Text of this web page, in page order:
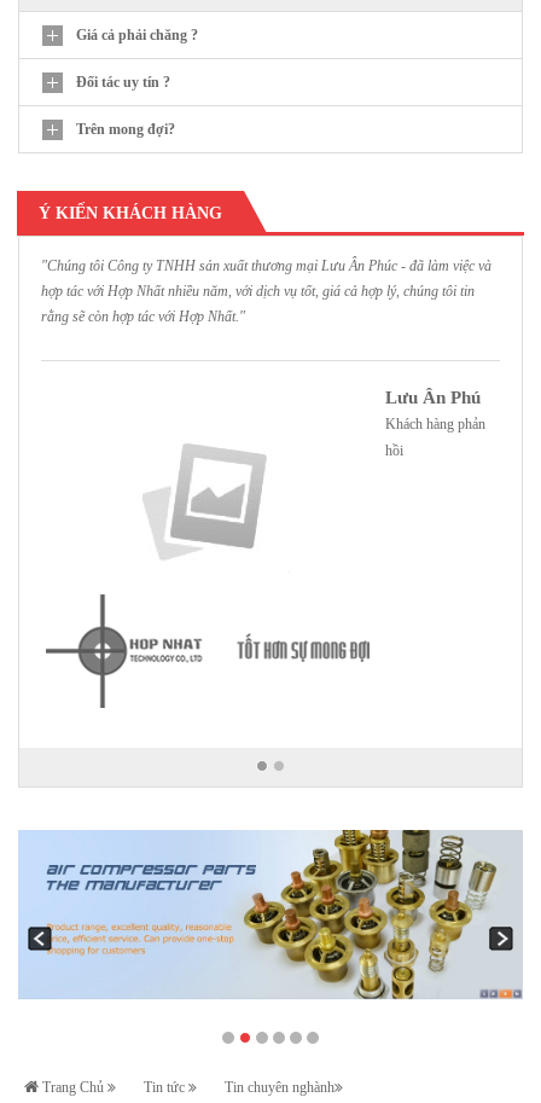
Giá cả phải chăng ?
Đối tác uy tín ?
Trên mong đợi?
Ý KIẾN KHÁCH HÀNG
"Chúng tôi Công ty TNHH sản xuất thương mại Lưu Ân Phúc - đã làm việc và
hợp tác với Hợp Nhất nhiều năm, với dịch vụ tốt, giá cả hợp lý, chúng tôi tin
rằng sẽ còn hợp tác với Hợp Nhất."
Lưu Ân Phú
Khách hàng phản
hồi
Trang Chủ Tin tức Tin chuyên nghành